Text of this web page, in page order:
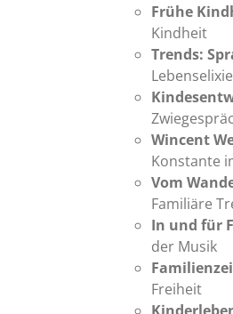
Frühe
Kindheit
Trends:
Wincent
Konstante
Vom
Familiäre
In und für
der Musik
Freiheit